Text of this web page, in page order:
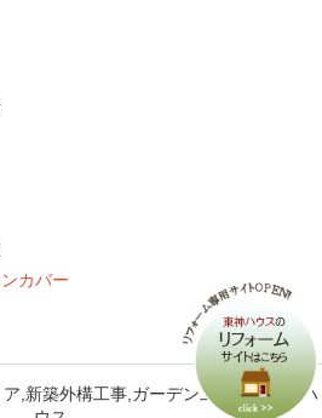
カバー
,新築外構工事,ガーデン工事なら東神ハ